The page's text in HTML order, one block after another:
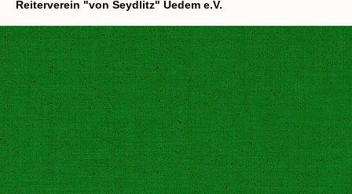
Reiterverein "von Seydlitz" Uedem e.V.